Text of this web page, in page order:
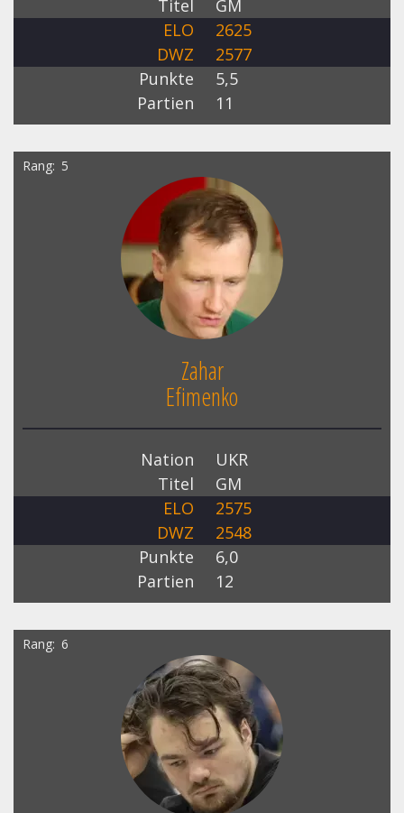
Titel
GM
ELO
2625
DWZ
2577
Punkte
5,5
Partien
11
Rang 5
Zahar
Efimenko
Nation
UKR
Titel
GM
ELO
2575
DWZ
2548
Punkte
6,0
Partien
12
Rang 6